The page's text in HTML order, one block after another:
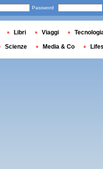
Password
Libri Viaggi
Scienze Media & Co